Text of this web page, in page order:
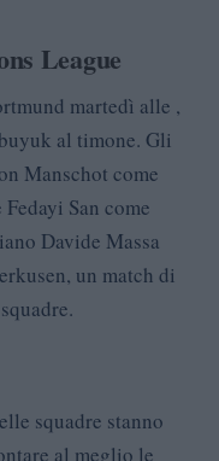
League
martedì alle ,
al timone. Gli
Manschot come
San come
Davide Massa
un match di
squadre stanno
al meglio le